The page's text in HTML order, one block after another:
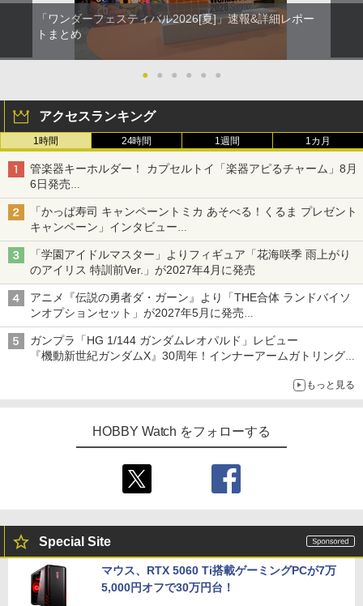
「ワンダーフェスティバル2026[夏]」速報&詳細レポー
トまとめ
● ● ● ● ● ●
アクセスランキング
1時間 24時間 1週間 1カ月
管楽器キーホルダー！ カプセルトイ「楽器アピるチャーム」8月
6日発売
チューバ、テナサクなど5種各3色
「かっぱ寿司 キャンペーントミカ あそべる！くるま プレゼント
キャンペーン」インタビュー
子どもが楽しめるかっぱ寿司ならではの体験とコラボの楽しさを
追求
「学園アイドルマスター」よりフィギュア「花海咲季 雨上がり
のアイリス 特訓前Ver.」が2027年4月に発売
アニメ『伝説の勇者ダ・ガーン』より「THE合体 ランドバイソ
ンオプションセット」が2027年5月に発売
「THE合体ランドバイソン」と連動するオプションパーツセット
ガンプラ「HG 1/144 ガンダムレオパルド」レビュー
『機動新世紀ガンダムX』30周年！インナーアームガトリングの
もっと見る
HOBBY Watch をフォローする
Special Site
マウス、RTX 5060 Ti搭載ゲーミングPCが7万
5,000円オフで30万円台！